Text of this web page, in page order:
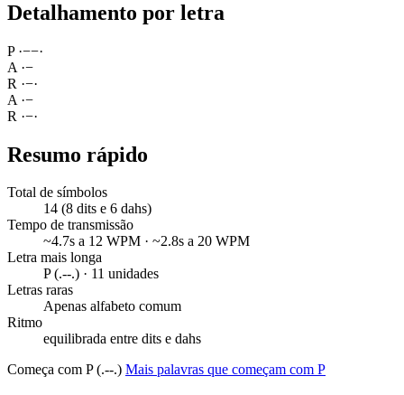
Detalhamento por letra
P ·−−·
A ·−
R ·−·
A ·−
R ·−·
Resumo rápido
Total de símbolos
14 (8 dits e 6 dahs)
Tempo de transmissão
~4.7s a 12 WPM · ~2.8s a 20 WPM
Letra mais longa
P (.--.) · 11 unidades
Letras raras
Apenas alfabeto comum
Ritmo
equilibrada entre dits e dahs
Começa com P (.--.) Mais palavras que começam com P